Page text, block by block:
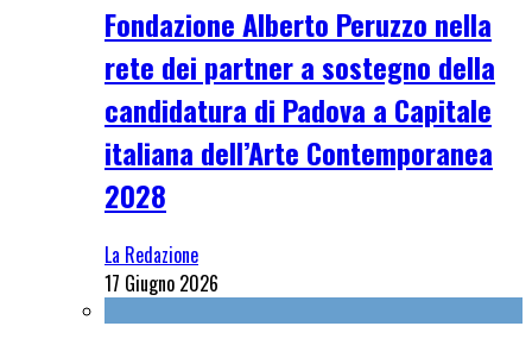
Fondazione Alberto Peruzzo nella
rete dei partner a sostegno della
candidatura di Padova a Capitale
italiana dell’Arte Contemporanea
2028
La Redazione
17 Giugno 2026